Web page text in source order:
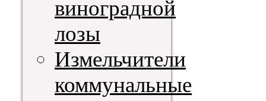
виноградной
лозы
Измельчители
коммунальные